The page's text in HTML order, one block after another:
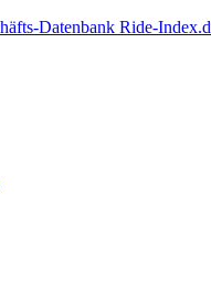
Ride-